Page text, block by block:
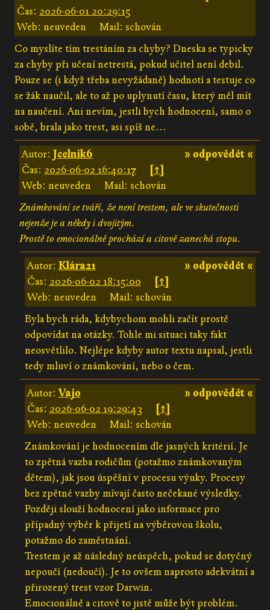
Čas: 2026-06-01 20:29:15
Web: neuveden
Mail: schován
Co myslíte tím trestáním za chyby? Dneska se typicky
za chyby při učení netrestá, pokud učitel není debil.
Pouze se (i když třeba nevyžádaně) hodnotí a testuje co
se žák naučil, ale to až po uplynutí času, který měl mít
na naučení. Ani nevím, jestli bych hodnocení, samo o
sobě, brala jako trest, asi spíš ne...
» odpovědět «
Autor:Jcelnik6
Čas: 2026-06-02 16:40:17
[↑]
Web: neuveden
Mail: schován
Známkování se tváří, že není trestem, ale ve skutečnosti
nejenže je a někdy i dvojitým.
Prostě to emocionálně prochází a citově zanechá stopu.
» odpovědět «
Autor: Klára21
Čas: 2026-06-02 18:15:00
[↑]
Web: neuveden
Mail: schován
Byla bych ráda, kdybychom mohli začít prostě
odpovídat na otázky. Tohle mi situaci taky fakt
neosvětlilo. Nejlépe kdyby autor textu napsal, jestli
tedy mluví o známkování, nebo o čem.
» odpovědět «
Autor:Vajo
Čas: 2026-06-02 19:29:43
[↑]
Web: neuveden
Mail: schován
Známkování je hodnocením dle jasných kritérií. Je
to zpětná vazba rodičům (potažmo známkovaným
dětem), jak jsou úspěšní v procesu výuky. Procesy
bez zpětné vazby mívají často nečekané výsledky.
Později slouží hodnocení jako informace pro
případný výběr k přijetí na výběrovou školu,
potažmo do zaměstnání.
Trestem je až následný neúspěch, pokud se dotyčný
nepoučí (nedoučí). Je to ovšem naprosto adekvátní a
přirozený trest vzor Darwin.
Emocionálně a citově to jistě může být problém.